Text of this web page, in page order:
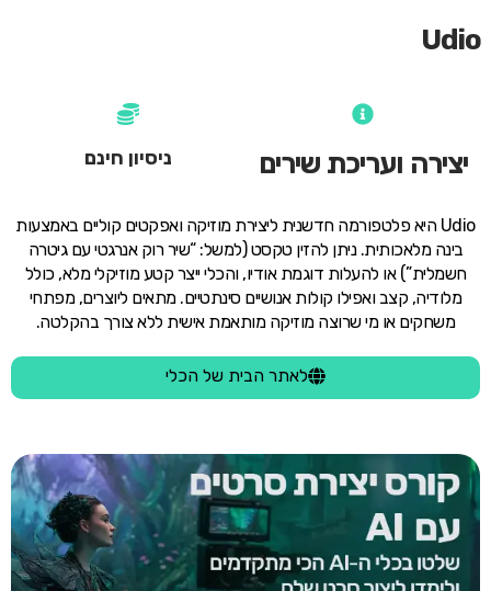
Udio
יצירה ועריכת שירים ניסיון חינם
Udio היא פלטפורמה חדשנית ליצירת מוזיקה ואפקטים קוליים באמצעות
בינה מלאכותית. ניתן להזין טקסט (למשל: “שיר רוק אנרגטי עם גיטרה
חשמלית”) או להעלות דוגמת אודיו, והכלי ייצר קטע מוזיקלי מלא, כולל
מלודיה, קצב ואפילו קולות אנושיים סינתטיים. מתאים ליוצרים, מפתחי
משחקים או מי שרוצה מוזיקה מותאמת אישית ללא צורך בהקלטה.
לאתר הבית של הכלי